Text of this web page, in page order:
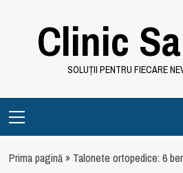
Clinic
SOLUȚII PENTRU FIECARE
Menu
Prima pagină» Talonete ortopedice: 6